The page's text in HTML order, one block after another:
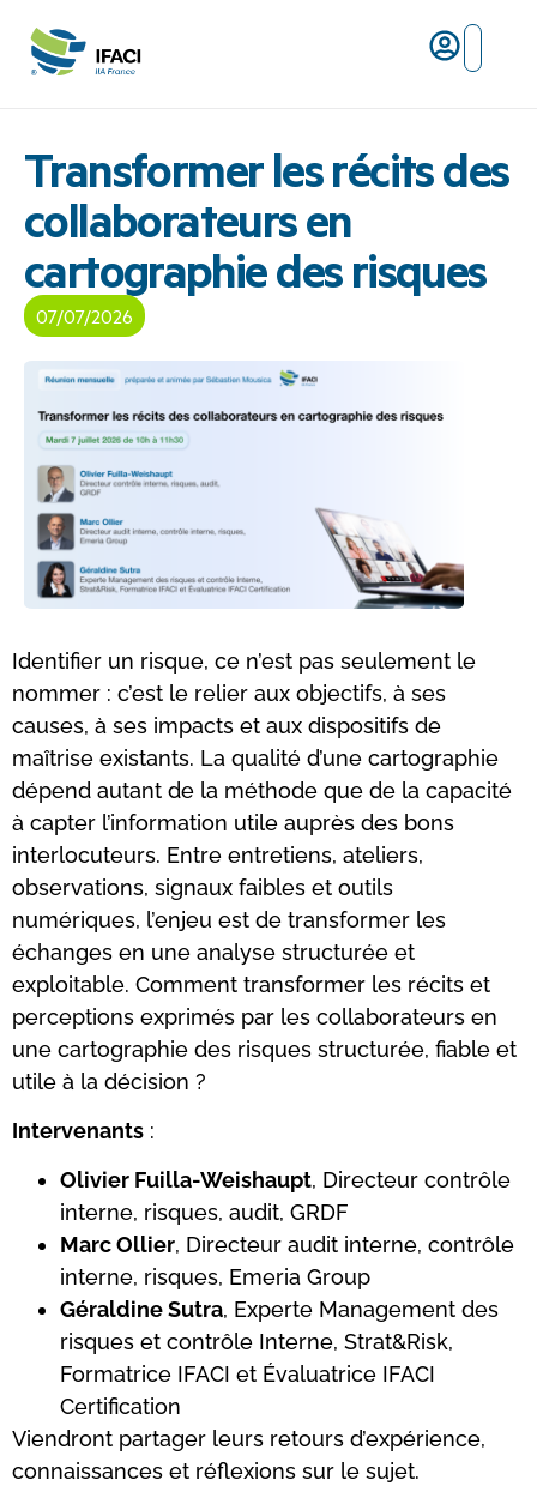
Transformer les récits des
collaborateurs en
cartographie des risques
07/07/2026
Identifier un risque, ce n’est pas seulement le
nommer : c’est le relier aux objectifs, à ses
causes, à ses impacts et aux dispositifs de
maîtrise existants. La qualité d’une cartographie
dépend autant de la méthode que de la capacité
à capter l’information utile auprès des bons
interlocuteurs. Entre entretiens, ateliers,
observations, signaux faibles et outils
numériques, l’enjeu est de transformer les
échanges en une analyse structurée et
exploitable. Comment transformer les récits et
perceptions exprimés par les collaborateurs en
une cartographie des risques structurée, fiable et
utile à la décision ?
Intervenants :
Olivier Fuilla-Weishaupt, Directeur contrôle
interne, risques, audit, GRDF
Marc Ollier, Directeur audit interne, contrôle
interne, risques, Emeria Group
Géraldine Sutra, Experte Management des
risques et contrôle Interne, Strat&Risk,
Formatrice IFACI et Évaluatrice IFACI
Certification
Viendront partager leurs retours d’expérience,
connaissances et réflexions sur le sujet.